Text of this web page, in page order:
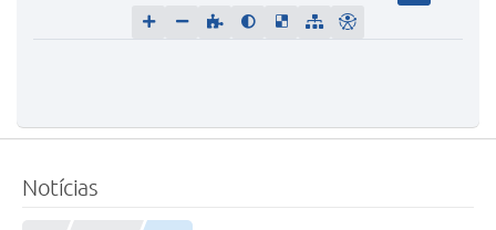
Notícias